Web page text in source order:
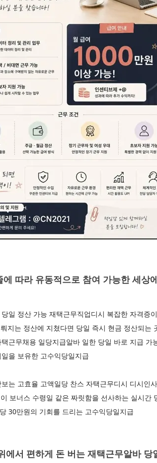
따라 유동적으로 참여 가능한 세상
일 정산 가능 재택근무직업디시 복잡한 자격증
지는 정산에 지쳤다면 당일 즉시 현금 정산되는
근무채용 일당지급알바 일한 당일 바로 지급 가
을 보유한 고수익당일지급
는 고효율 고액일당 찬스 자택근무디시 디시인
보너스 수령일 같은 짜릿함을 선사하는 실시간
30만원의 기회를 드리는 고수익당일지급
에서 편하게 돈 버는 재택근무알바